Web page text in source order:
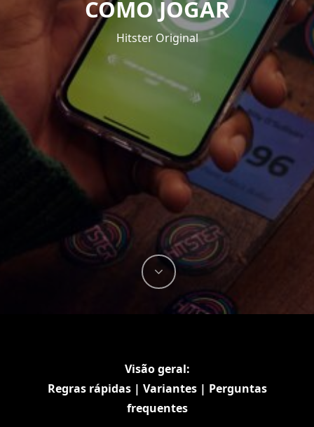
COMO JOGAR
Hitster Original
Visão geral:
Regras rápidas| Variantes| Perguntas
frequentes